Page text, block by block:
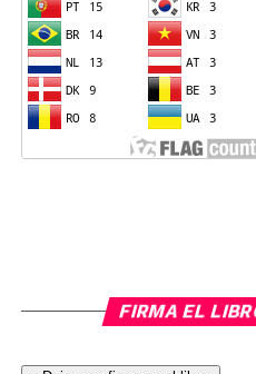
FIRMA EL